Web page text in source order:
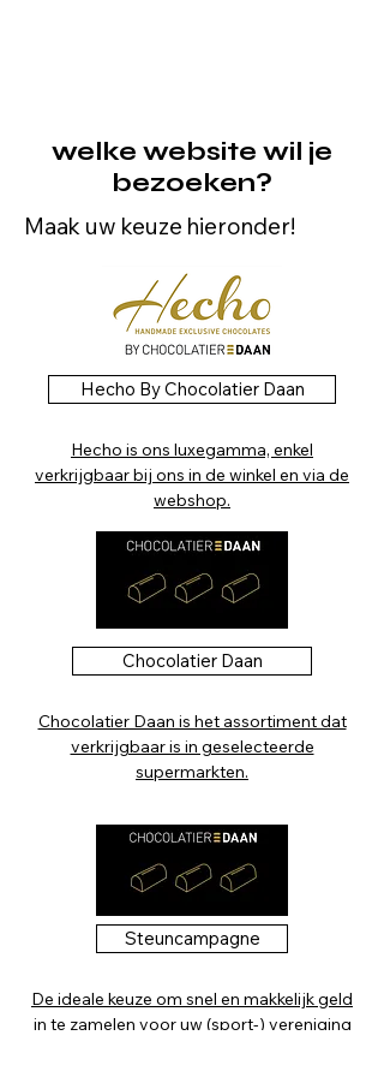
welke website wil je
bezoeken?
Maak uw keuze hieronder!
Hecho By Chocolatier Daan
Hecho is ons luxegamma, enkel
verkrijgbaar bij ons in de winkel en via de
webshop.
Chocolatier Daan
Chocolatier Daan is het assortiment dat
verkrijgbaar is in geselecteerde
supermarkten.
Steuncampagne
De ideale keuze om snel en makkelijk geld
in te zamelen voor uw (sport-) vereniging